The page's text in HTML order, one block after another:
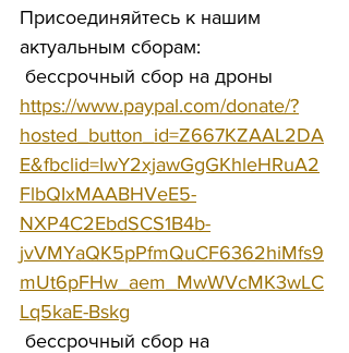
Присоединяйтесь к нашим
актуальным сборам:
бессрочный сбор на дроны
https://www.paypal.com/donate/?
hosted_button_id=Z667KZAAL2DA
E&fbclid=IwY2xjawGgGKhleHRuA2
FlbQIxMAABHVeE5-
NXP4C2EbdSCS1B4b-
jvVMYaQK5pPfmQuCF6362hiMfs9
mUt6pFHw_aem_MwWVcMK3wLC
Lq5kaE-Bskg
бессрочный сбор на